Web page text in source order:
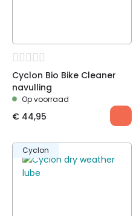
Cyclon Bio Bike Cleaner
navulling
Op voorraad
€ 44,95
Cyclon